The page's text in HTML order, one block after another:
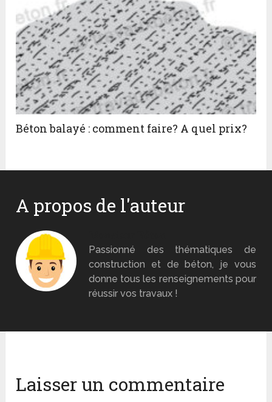
Béton balayé : comment faire? A quel prix?
A propos de l'auteur
Passionné des thématiques de
construction et de béton, je vous
donne tous les renseignements pour
réussir vos travaux !
Laisser un commentaire